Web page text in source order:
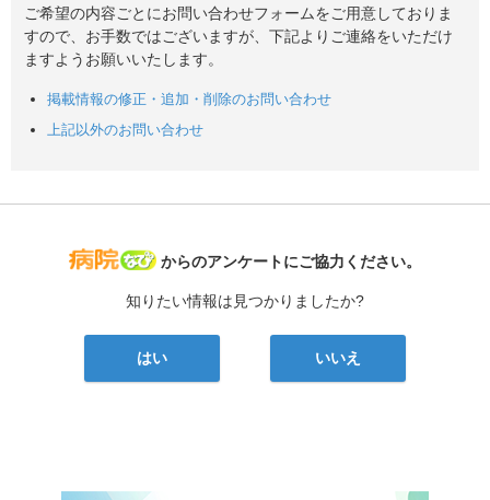
ご希望の内容ごとにお問い合わせフォームをご用意しておりま
すので、お手数ではございますが、下記よりご連絡をいただけ
ますようお願いいたします。
掲載情報の修正・追加・削除のお問い合わせ
上記以外のお問い合わせ
病院なび
からのアンケートにご協力ください。
知りたい情報は見つかりましたか?
はい いいえ